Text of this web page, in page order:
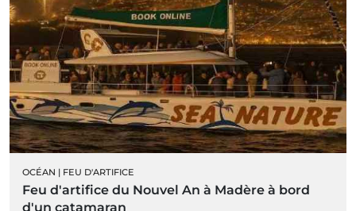
OCÉAN | FEU D'ARTIFICE
Feu d'artifice du Nouvel An à Madère à bord
d'un catamaran